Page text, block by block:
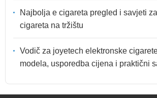
Najbolja e cigareta pregled i savjeti
cigareta na tržištu
Vodič za joyetech elektronske
modela, usporedba cijena i praktični